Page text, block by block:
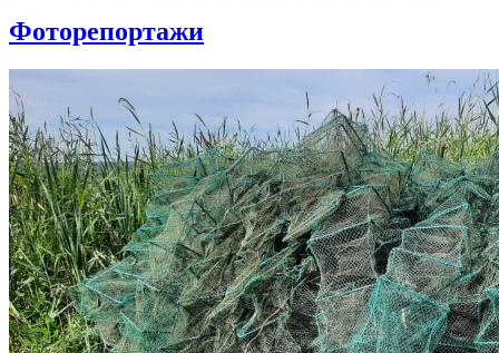
Фоторепортажи